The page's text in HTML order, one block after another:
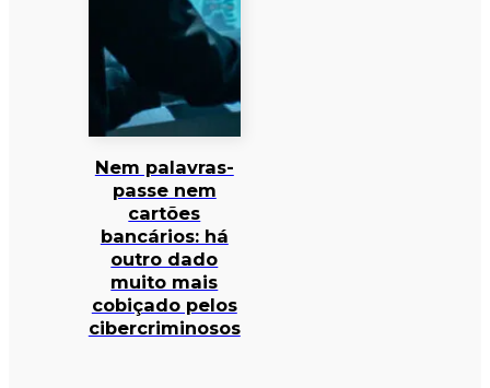
Nem palavras-
passe nem
cartões
bancários: há
outro dado
muito mais
cobiçado pelos
cibercriminosos